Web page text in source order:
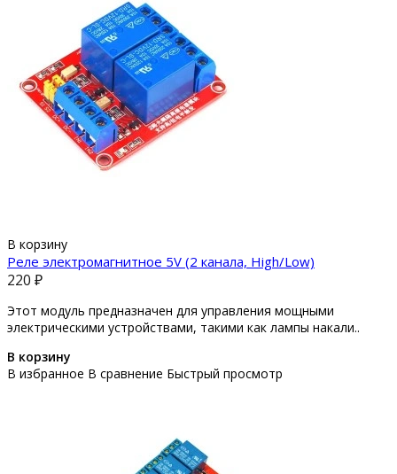
В корзину
Реле электромагнитное 5V (2 канала, High/Low)
220 ₽
Этот модуль предназначен для управления мощными
электрическими устройствами, такими как лампы накали..
В корзину
В избранное В сравнение Быстрый просмотр